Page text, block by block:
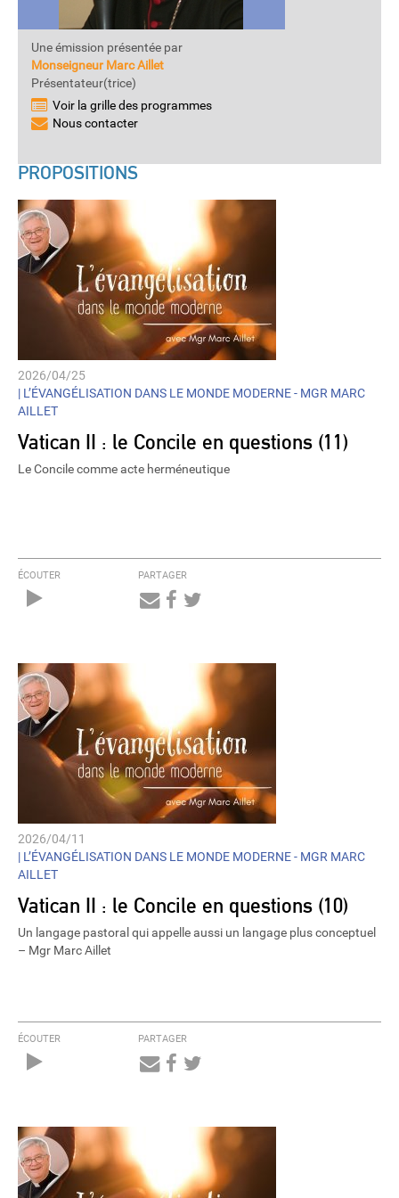
Une émission présentée par
Monseigneur Marc Aillet
Présentateur(trice)
Voir la grille des programmes
Nous contacter
PROPOSITIONS
2026/04/25
| L’ÉVANGÉLISATION DANS LE MONDE MODERNE - MGR MARC
AILLET
Vatican II : le Concile en questions (11)
Le Concile comme acte herméneutique
ÉCOUTER PARTAGER
2026/04/11
| L’ÉVANGÉLISATION DANS LE MONDE MODERNE - MGR MARC
AILLET
Vatican II : le Concile en questions (10)
Un langage pastoral qui appelle aussi un langage plus conceptuel
– Mgr Marc Aillet
ÉCOUTER PARTAGER